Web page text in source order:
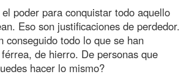
poder para conquistar todo aquello
Eso son justificaciones de perdedor.
conseguido todo lo que se han
de hierro. De personas que
hacer lo mismo?